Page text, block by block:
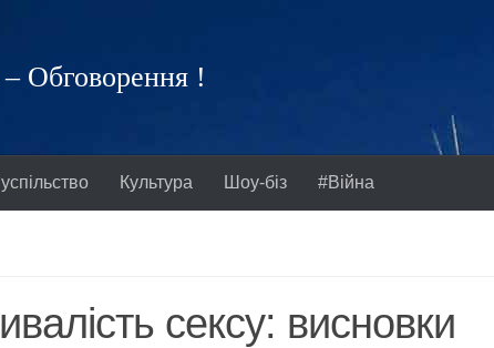
Обговорення !
Культура Шоу-біз #Війна
сексу: висновки